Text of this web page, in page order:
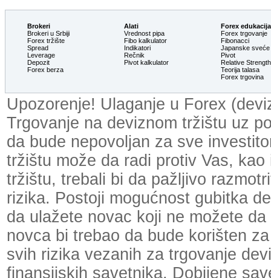
Brokeri
Brokeri u Srbiji
Forex tržište
Spread
Leverage
Depozit
Forex berza
Alati
Vrednost pipa
Fibo kalkulator
Indikatori
Rečnik
Pivot kalkulator
Forex edukacija
Forex trgovanje
Fibonacci
Japanske sveće
Pivot
Relative
Teorija talasa
Forex trgovina
Upozorenje! Ulaganje u Forex
Trgovanje na deviznom tržištu uz
da bude nepovoljan za sve
tržištu može da radi protiv Vas,
tržištu, trebali bi da pažljivo
rizika. Postoji mogućnost gubitka
da ulažete novac koji ne možete
novca bi trebao da bude korišten
svih rizika vezanih za trgovanje
finansijskih savetnika. Dobijene